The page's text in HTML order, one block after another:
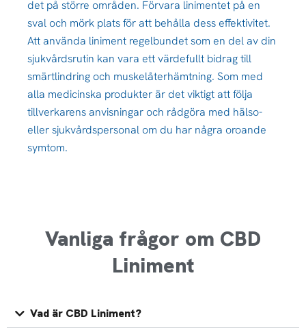
det på större områden. Förvara linimentet på en
sval och mörk plats för att behålla dess effektivitet.
Att använda liniment regelbundet som en del av din
sjukvårdsrutin kan vara ett värdefullt bidrag till
smärtlindring och muskelåterhämtning. Som med
alla medicinska produkter är det viktigt att följa
tillverkarens anvisningar och rådgöra med hälso-
eller sjukvårdspersonal om du har några oroande
symtom.
Vanliga frågor om CBD
Liniment
Vad är CBD Liniment?